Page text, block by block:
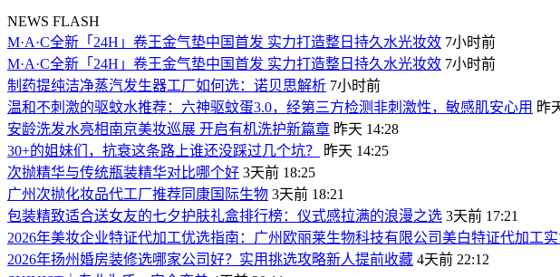
NEWS FLASH
M·A·C全新「24H」卷王金气垫中国首发 实力打造整日持久水光妆效 7小时前
M·A·C全新「24H」卷王金气垫中国首发 实力打造整日持久水光妆效 7小时前
制药提纯洁净蒸汽发生器工厂如何选：诺贝思解析 7小时前
温和不刺激的驱蚊水推荐：六神驱蚊蛋3.0，经第三方检测非刺激性，敏感肌安心用 昨
安龄洗发水亮相南京美妆巡展 开启有机洗护新篇章 昨天 14:28
30+的姐妹们，抗衰这条路上谁还没踩过几个坑？
昨天 14:25
次抛精华与传统瓶装精华对比哪个好 3天前 18:25
广州次抛化妆品代工厂推荐同康国际生物 3天前 18:21
包装精致适合送女友的七夕护肤礼盒排行榜：仪式感拉满的浪漫之选 3天前 17:21
2026年美妆企业特证代加工优选指南：广州欧丽莱生物科技有限公司美白特证代加工
2026年扬州婚房装修选哪家公司好？实用挑选攻略新人提前收藏 4天前 22:12